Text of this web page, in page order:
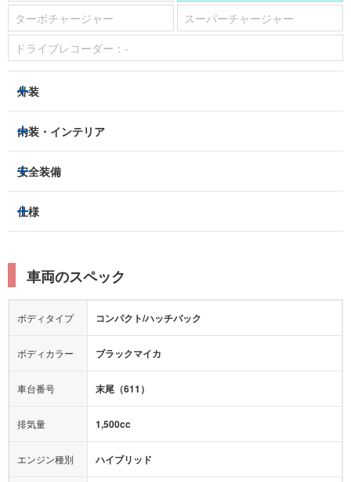
ターボチャージャー
スーパーチャージャー
ドライブレコーダー： -
外装
LEDヘッドライト
アルミホイール：-
サンルーフ/ガラスルーフ
ルーフレール
エアロパーツ
ローダウン
内装・インテリア
3列シート
ベンチシート
パワーシート
シートヒーター
カーナビ：メモリーナビ他
ミュージックプレイヤー接続可
後席モニター
安全装備
トラクションコントロール
レーンキープアシスト
横滑り防止装置
衝突被害軽減プレーキ
カメラ：バック
エアバッグ：
ダブルエアバッグ
衝撃緩和ヘッドレスト
サポカー
アクセル踏み間違い（誤発進）防止装置
仕様
車両のスペック
ボディタイプ コンパクト/ハッチバック
ボディカラー ブラックマイカ
車台番号 末尾（611）
排気量 1,500cc
エンジン種別 ハイブリッド